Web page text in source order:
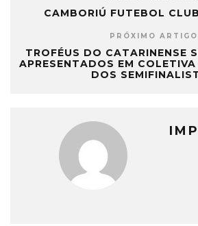
CAMBORIÚ FUTEBOL
PRÓXIMO ARTIGO
TROFÉUS DO CATARINENSE
APRESENTADOS EM
DOS